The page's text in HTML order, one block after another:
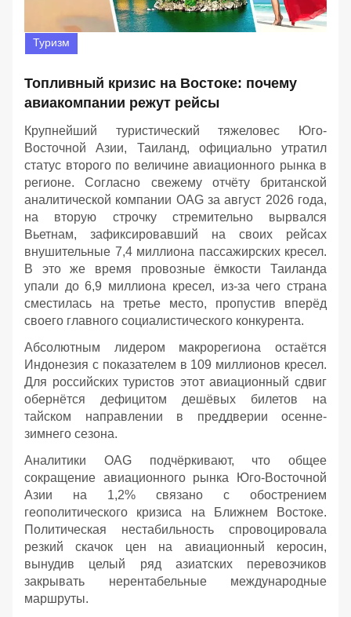
Туризм
Топливный кризис на Востоке: почему
авиакомпании режут рейсы
Крупнейший туристический тяжеловес Юго-
Восточной Азии, Таиланд, официально утратил
статус второго по величине авиационного рынка в
регионе. Согласно свежему отчёту британской
аналитической компании OAG за август 2026 года,
на вторую строчку стремительно вырвался
Вьетнам, зафиксировавший на своих рейсах
внушительные 7,4 миллиона пассажирских кресел.
В это же время провозные ёмкости Таиланда
упали до 6,9 миллиона кресел, из-за чего страна
сместилась на третье место, пропустив вперёд
своего главного социалистического конкурента.
Абсолютным лидером макрорегиона остаётся
Индонезия с показателем в 109 миллионов кресел.
Для российских туристов этот авиационный сдвиг
обернётся дефицитом дешёвых билетов на
тайском направлении в преддверии осенне-
зимнего сезона.
Аналитики OAG подчёркивают, что общее
сокращение авиационного рынка Юго-Восточной
Азии на 1,2% связано с обострением
геополитического кризиса на Ближнем Востоке.
Политическая нестабильность спровоцировала
резкий скачок цен на авиационный керосин,
вынудив целый ряд азиатских перевозчиков
закрывать нерентабельные международные
маршруты.